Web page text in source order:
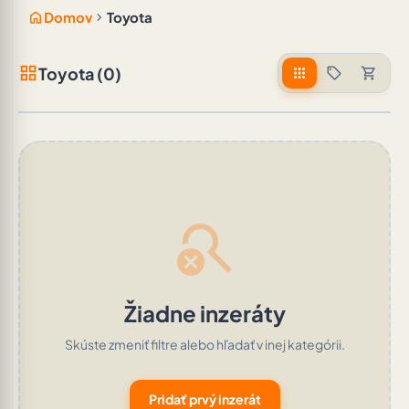
home Domov chevron_right Toyota
grid_viewToyota (0) apps sell shopping_cart
search_off
Žiadne inzeráty
Skúste zmeniť filtre alebo hľadať v inej kategórii.
Pridať prvý inzerát